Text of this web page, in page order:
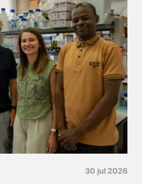
30 jul 2026